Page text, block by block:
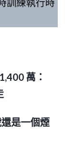
訓練執行時
萬：
是一個煙